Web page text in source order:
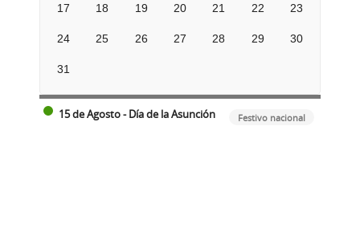
17 18 19 20 21 22 23
24 25 26 27 28 29 30
31
15 de Agosto - Día de la Asunción Festivo nacional